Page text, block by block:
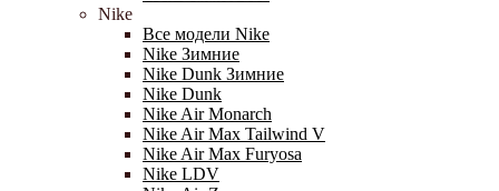
Nike
Все модели Nike
Nike Зимние
Nike Dunk Зимние
Nike Dunk
Nike Air Monarch
Nike Air Max Tailwind V
Nike Air Max Furyosa
Nike LDV